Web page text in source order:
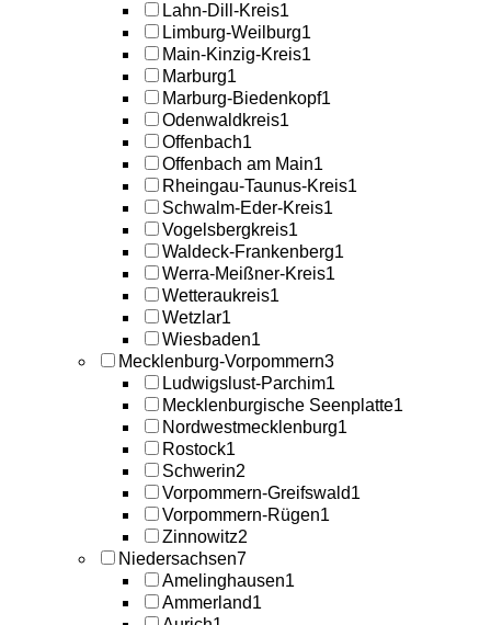
Lahn-Dill-Kreis1
Limburg-Weilburg1
Main-Kinzig-Kreis1
Marburg1
Marburg-Biedenkopf1
Odenwaldkreis1
Offenbach1
Offenbach am Main1
Rheingau-Taunus-Kreis1
Schwalm-Eder-Kreis1
Vogelsbergkreis1
Waldeck-Frankenberg1
Werra-Meißner-Kreis1
Wetteraukreis1
Wetzlar1
Wiesbaden1
Mecklenburg-Vorpommern3
Ludwigslust-Parchim1
Mecklenburgische Seenplatte1
Nordwestmecklenburg1
Rostock1
Schwerin2
Vorpommern-Greifswald1
Vorpommern-Rügen1
Zinnowitz2
Niedersachsen7
Amelinghausen1
Ammerland1